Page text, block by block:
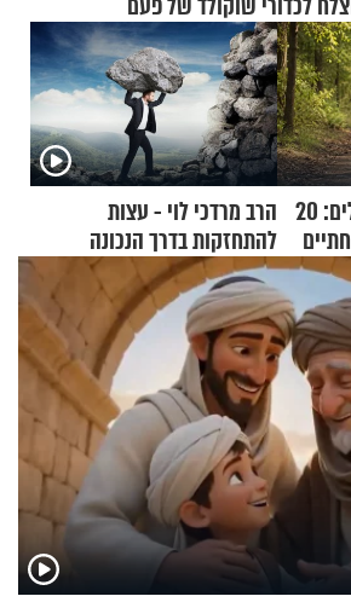
בלי להוציא מאות שקלים: 20 הרב מרדכי לוי - עצות
להתחזקות בדרך הנכונה